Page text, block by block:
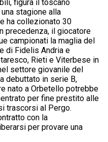
figura il toscano
stagione alla
ha collezionato 30
precedenza, il giocatore
campionati la maglia del
di Fidelis Andria e
Rieti e Viterbese in
settore giovanile del
debuttato in serie B,
nato a Orbetello potrebbe
per fine prestito alle
trascorsi al Pergo.
con la
per provare una